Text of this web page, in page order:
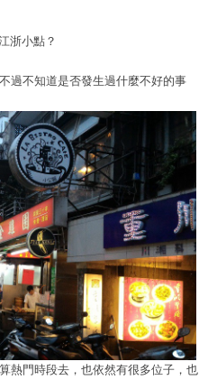
浙小點？
過不知道是否發生過什麼不好的事
熱門時段去，也依然有很多位子，也